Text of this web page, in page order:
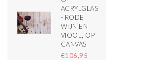
ACRYLGLAS
- RODE
WIJN EN
VIOOL, OP
CANVAS
€106,95